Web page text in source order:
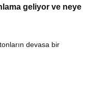
geliyor ve neye
devasa bir